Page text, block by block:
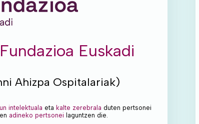
Euskadi
Ahizpa Ospitalariak)
intelektuala etakalte zerebrala duten pertsonei
adineko pertsonei laguntzen die.